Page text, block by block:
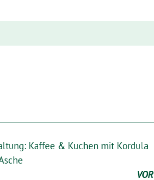
Kaffee & Kuchen mit Kordula
VOR